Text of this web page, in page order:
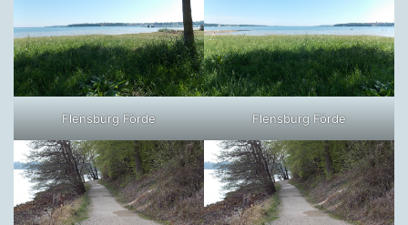
Flensburg Förde Flensburg Förde